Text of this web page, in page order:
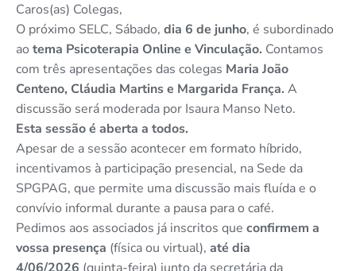
Caros(as) Colegas,
O próximo SELC, Sábado, dia 6 de junho, é subordinado
ao tema Psicoterapia Online e Vinculação. Contamos
com três apresentações das colegas Maria João
Centeno, Cláudia Martins e Margarida França. A
discussão será moderada por Isaura Manso Neto.
Esta sessão é aberta a todos.
Apesar de a sessão acontecer em formato híbrido,
incentivamos à participação presencial, na Sede da
SPGPAG, que permite uma discussão mais fluída e o
convívio informal durante a pausa para o café.
Pedimos aos associados já inscritos que confirmem a
vossa presença (física ou virtual), até dia